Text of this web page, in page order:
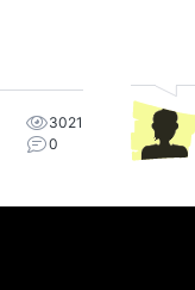
3021
0